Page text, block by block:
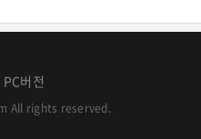
PC버전
All rights reserved.